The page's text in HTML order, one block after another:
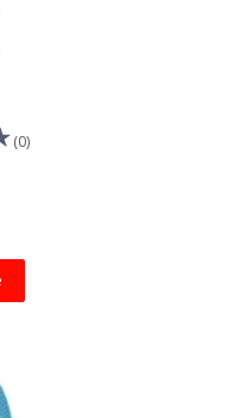
(0)